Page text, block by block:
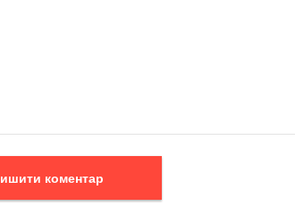
Залишити коментар